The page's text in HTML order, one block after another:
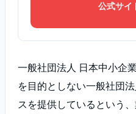
公式サイ
一般社団法人 日本中小企
を目的としない一般社団
スを提供しているという